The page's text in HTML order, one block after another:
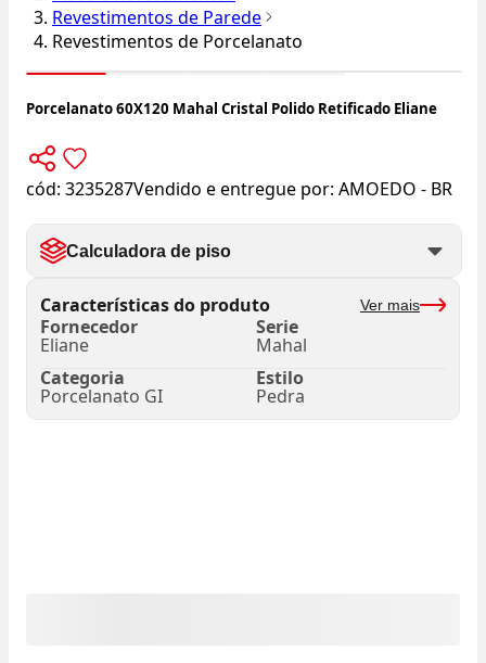
Revestimentos de Parede
Revestimentos de Porcelanato
Porcelanato 60X120 Mahal Cristal Polido Retificado Eliane
cód: 3235287Vendido e entregue por: AMOEDO - BR
Calculadora de piso
Características do produto Ver mais
Fornecedor
Eliane
Serie
Mahal
Categoria
Porcelanato GI
Estilo
Pedra